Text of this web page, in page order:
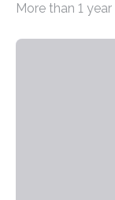
Matrixmaterials
Durch den
More than 1